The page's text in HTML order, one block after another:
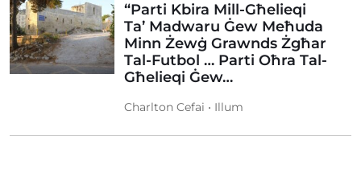
“Parti Kbira Mill-Għelieqi
Ta’ Madwaru Ġew Meħuda
Minn Żewġ Grawnds Żgħar
Tal-Futbol … Parti Oħra Tal-
Għelieqi Ġew…
Charlton Cefai • Illum